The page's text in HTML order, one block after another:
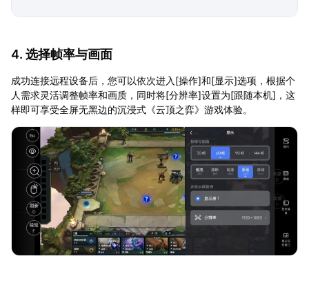
4. 选择帧率与画面
成功连接远程设备后，您可以依次进入[操作]和[显示]选项，根据个
人需求灵活调整帧率和画质，同时将[分辨率]设置为[跟随本机]，这
样即可享受全屏无黑边的沉浸式《云顶之弈》游戏体验。